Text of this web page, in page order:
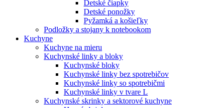
Detské čiapky
Detské ponožky
Pyžamká a košieľky
Podložky a stojany k notebookom
Kuchyne
Kuchyne na mieru
Kuchynské linky a bloky
Kuchynské bloky
Kuchynské linky bez spotrebičov
Kuchynské linky so spotrebičmi
Kuchynské linky v tvare L
Kuchynské skrinky a sektorové kuchyne